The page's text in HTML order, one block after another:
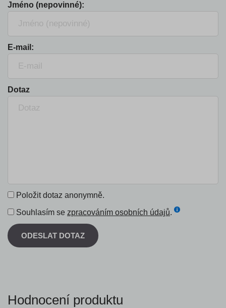
Jméno (nepovinné):
E-mail:
Dotaz
Položit dotaz anonymně.
Souhlasím se zpracováním osobních údajů.
ODESLAT DOTAZ
Hodnocení produktu